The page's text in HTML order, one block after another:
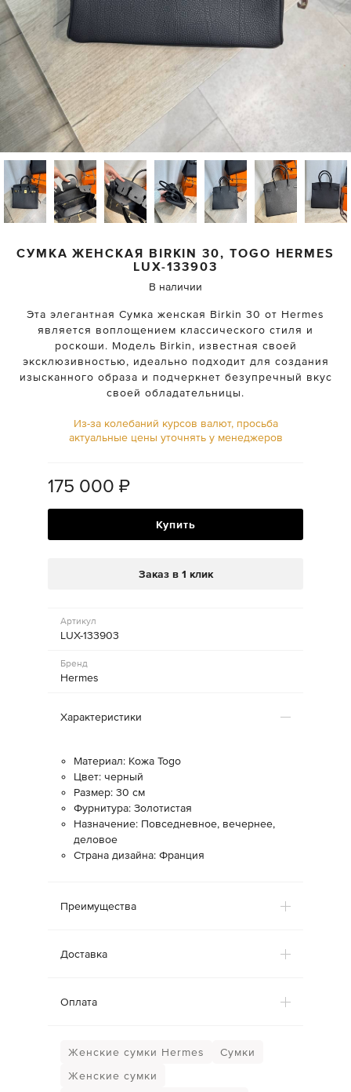
СУМКА ЖЕНСКАЯ BIRKIN 30, TOGO HERMES
LUX-133903
В наличии
Эта элегантная Сумка женская Birkin 30 от Hermes
является воплощением классического стиля и
роскоши. Модель Birkin, известная своей
эксклюзивностью, идеально подходит для создания
изысканного образа и подчеркнет безупречный вкус
своей обладательницы.
Из-за колебаний курсов валют, просьба
актуальные цены уточнять у менеджеров
175 000 ₽
Купить
Заказ в 1 клик
Артикул
LUX-133903
Бренд
Hermes
Характеристики
Материал: Кожа Togo
Цвет: черный
Размер: 30 см
Фурнитура: Золотистая
Назначение: Повседневное, вечернее,
деловое
Страна дизайна: Франция
Преимущества
Доставка
Оплата
Женские сумки Hermes
Сумки
Женские сумки